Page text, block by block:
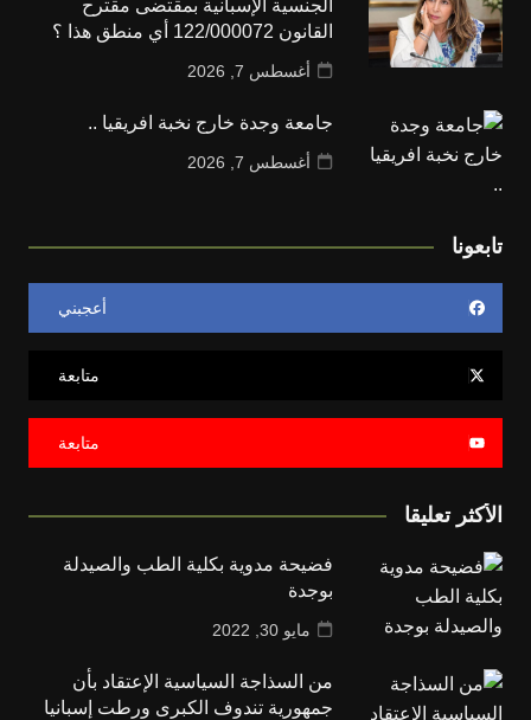
الجنسية الإسبانية بمقتضى مقترح
القانون 122/000072 أي منطق هذا ؟
أغسطس 7, 2026
جامعة وجدة خارج نخبة افريقيا ..
أغسطس 7, 2026
تابعونا
أعجبني
متابعة
متابعة
الأكثر تعليقا
فضيحة مدوية بكلية الطب والصيدلة
بوجدة
مايو 30, 2022
من السذاجة السياسية الإعتقاد بأن
جمهورية تندوف الكبرى ورطت إسبانيا